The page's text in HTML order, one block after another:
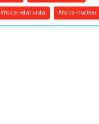
#fisica-relativista #fisica-nuclear